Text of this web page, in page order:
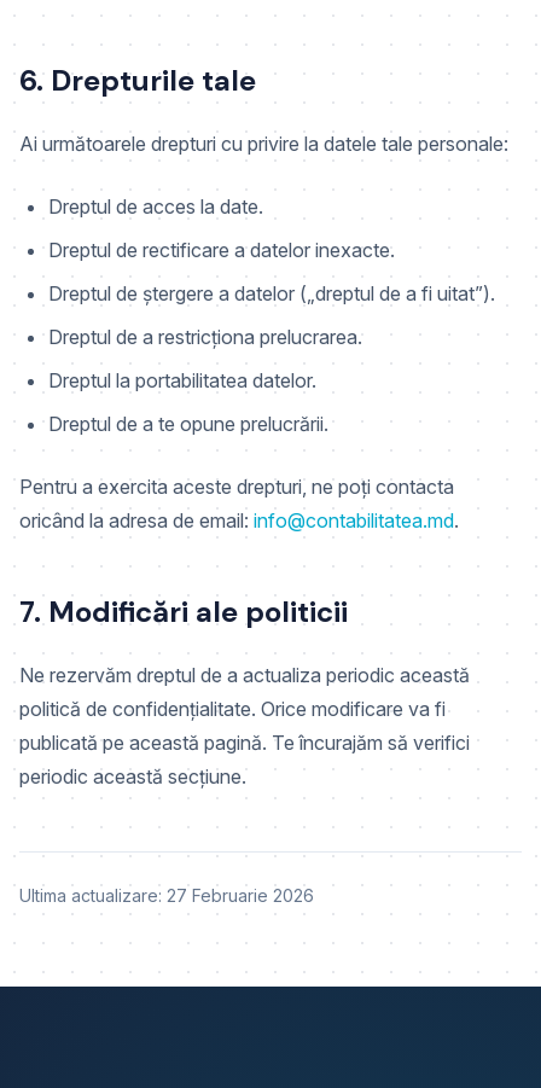
6. Drepturile tale
Ai următoarele drepturi cu privire la datele tale personale:
Dreptul de acces la date.
Dreptul de rectificare a datelor inexacte.
Dreptul de ștergere a datelor („dreptul de a fi uitat”).
Dreptul de a restricționa prelucrarea.
Dreptul la portabilitatea datelor.
Dreptul de a te opune prelucrării.
Pentru a exercita aceste drepturi, ne poți contacta
oricând la adresa de email: info@contabilitatea.md.
7. Modificări ale politicii
Ne rezervăm dreptul de a actualiza periodic această
politică de confidențialitate. Orice modificare va fi
publicată pe această pagină. Te încurajăm să verifici
periodic această secțiune.
Ultima actualizare: 27 Februarie 2026